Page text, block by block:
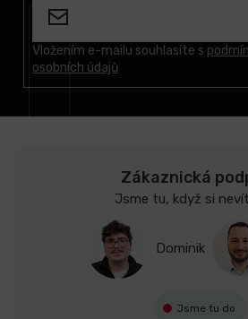
Vložením e-mailu souhlasíte s
osobních údajů
Zákaznická
Jsme tu, když si
Dominik
Jsme tu do